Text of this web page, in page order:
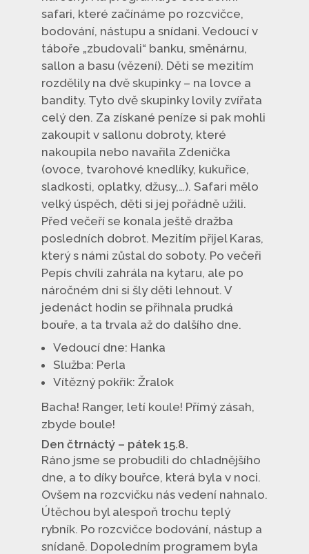
safari, které začínáme po rozcvičce,
bodování, nástupu a snídani. Vedoucí v
táboře „zbudovali“ banku, směnárnu,
sallon a basu (vězení). Děti se mezitím
rozdělily na dvě skupinky – na lovce a
bandity. Tyto dvě skupinky lovily zvířata
celý den. Za získané peníze si pak mohli
zakoupit v sallonu dobroty, které
nakoupila nebo navařila Zdenička
(ovoce, tvarohové knedlíky, kukuřice,
sladkosti, oplatky, džusy,…). Safari mělo
velký úspěch, děti si jej pořádně užili.
Před večeří se konala ještě dražba
posledních dobrot. Mezitím přijel Karas,
který s námi zůstal do soboty. Po večeři
Pepís chvíli zahrála na kytaru, ale po
náročném dni si šly děti lehnout. V
jedenáct hodin se přihnala prudká
bouře, a ta trvala až do dalšího dne.
Vedoucí dne: Hanka
Služba: Perla
Vítězný pokřik: Žralok
Bacha! Ranger, letí koule! Přímý zásah,
zbyde boule!
Den čtrnáctý – pátek 15.8.
Ráno jsme se probudili do chladnějšího
dne, a to díky bouřce, která byla v noci.
Ovšem na rozcvičku nás vedení nahnalo.
Útěchou byl alespoň trochu teplý
rybník. Po rozcvičce bodování, nástup a
snídaně. Dopoledním programem byla